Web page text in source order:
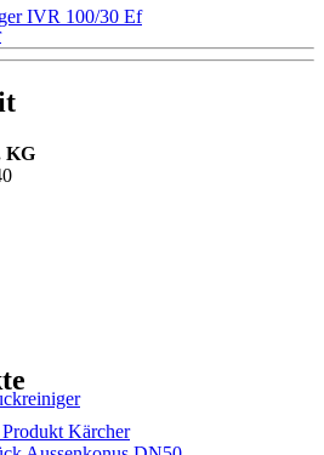
IVR 100/30 Ef
KG